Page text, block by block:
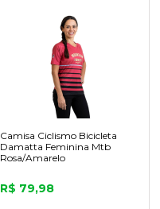
Camisa Ciclismo Bicicleta
Damatta Feminina Mtb
Rosa/Amarelo
R$ 79,98